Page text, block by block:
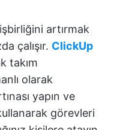
artırmak
çalışır. ClickUp
takım
olarak
yapın ve
görevleri